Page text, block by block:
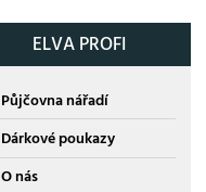
ELVA PROFI
Půjčovna nářadí
Dárkové poukazy
O nás